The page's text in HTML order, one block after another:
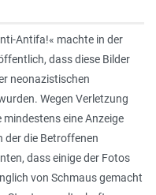
Antifa!« machte in der
dass diese Bilder
neonazistischen
Wegen Verletzung
eine Anzeige
der die Betroffenen
dass einige der Fotos
von Schmaus gemacht